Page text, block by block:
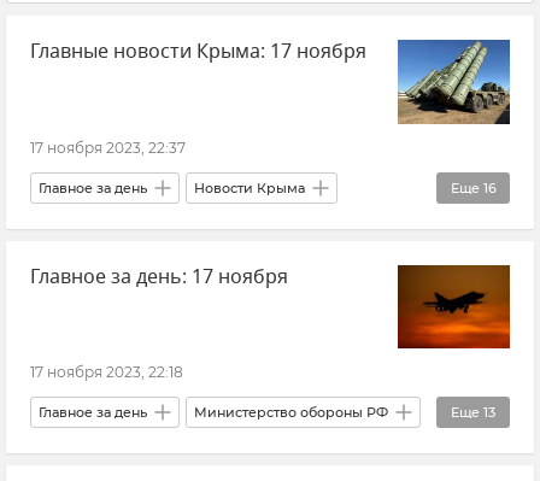
Главные новости Крыма: 17 ноября
17 ноября 2023, 22:37
Еще 16
Главное за день Новости Крыма
Ситуация на дорогах Крыма и хроника ДТП
ДТП в Крыму и Севастополе
Симферополь
Прокуратура Республики Крым
Главное за день: 17 ноября
17 ноября 2023, 22:18
Еще 13
Главное за день Министерство обороны РФ
Черное море